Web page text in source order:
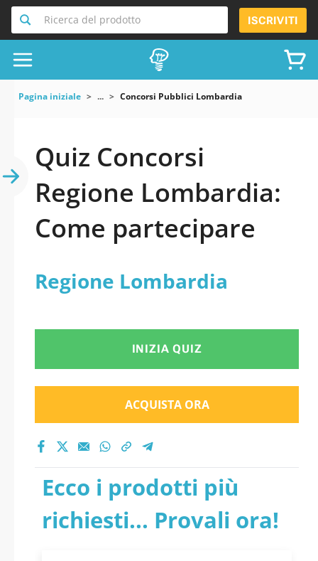
Ricerca del prodotto ISCRIVITI
Pagina iniziale ... Concorsi Pubblici Lombardia
Quiz Concorsi
Regione Lombardia:
Come partecipare
Regione Lombardia
INIZIA QUIZ
ACQUISTA ORA
Ecco i prodotti più
richiesti... Provali ora!